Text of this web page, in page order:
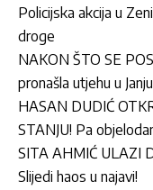
Policijska akcija u
droge
NAKON ŠTO SE
pronašla utjehu u
HASAN DUDIĆ
STANJU! Pa
SITA AHMIĆ ULAZI
Slijedi haos u najavi!